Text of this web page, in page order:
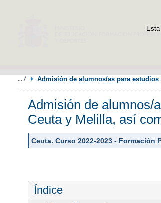
Admisión de alumnos/as para
Admisión de alumnos/
Ceuta y Melilla, así
Ceuta. Curso 2022-2023 -
Índice